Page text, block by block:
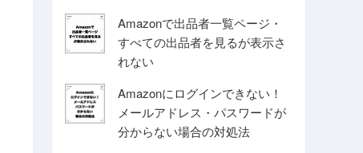
Amazonで出品者一覧ページ・
すべての出品者を見るが表示さ
れない
Amazonにログインできない！
メールアドレス・パスワードが
分からない場合の対処法